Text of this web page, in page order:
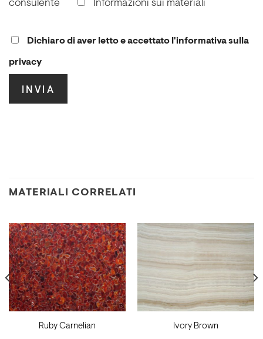
consulente
Informazioni sui materiali
Dichiaro di aver letto e accettato l'informativa sulla
privacy
MATERIALI CORRELATI
Ruby Carnelian Ivory Brown